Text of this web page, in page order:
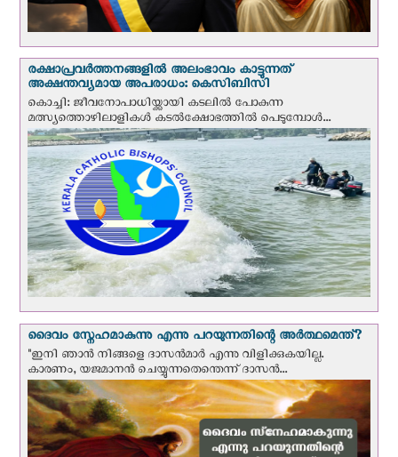
രക്ഷാപ്രവര്‍ത്തനങ്ങളില്‍ അലംഭാവം കാട്ടുന്നത്
അക്ഷന്തവ്യമായ അപരാധം: കെസിബിസി
കൊച്ചി: ജീവനോപാധിയ്ക്കായി കടലില്‍ പോകുന്ന
മത്സ്യത്തൊഴിലാളികള്‍ കടല്‍ക്ഷോഭത്തില്‍ പെടുമ്പോള്‍...
ദൈവം സ്നേഹമാകുന്നു എന്നു പറയുന്നതിന്റെ അർത്ഥമെന്ത്?
"ഇനി ഞാന്‍ നിങ്ങളെ ദാസന്‍മാര്‍ എന്നു വിളിക്കുകയില്ല.
കാരണം, യജമാനന്‍ ചെയ്യുന്നതെന്തെന്ന് ദാസന്‍...